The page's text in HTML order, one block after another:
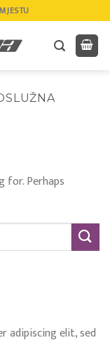
for. Perhaps
adipiscing elit, sed